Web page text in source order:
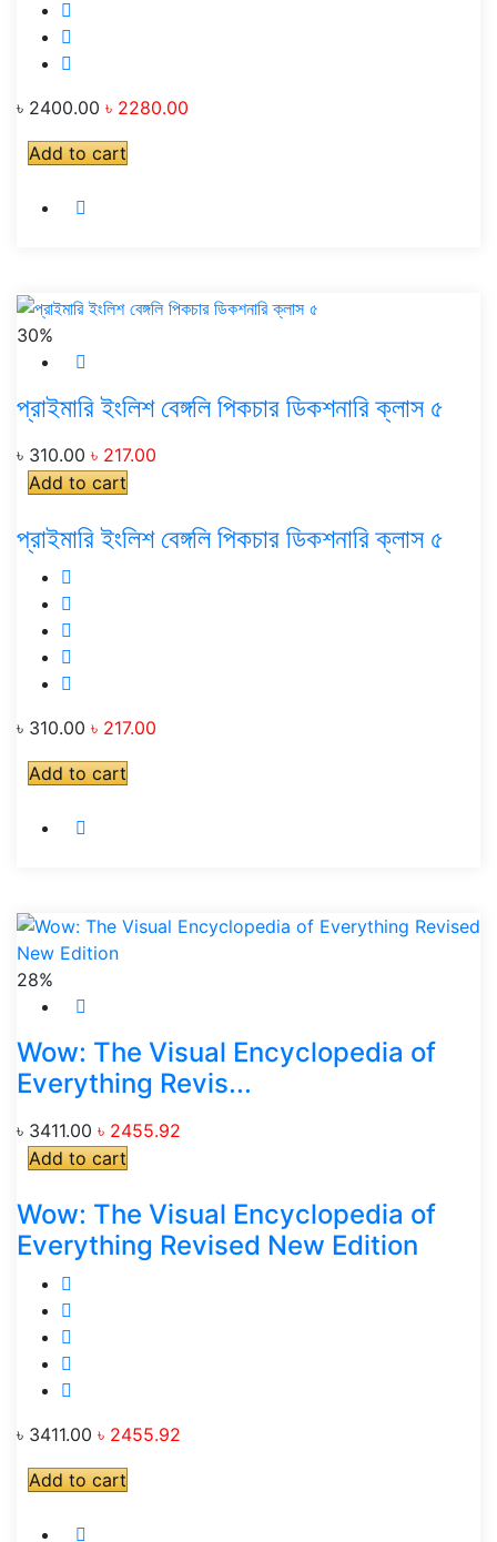
৳ 2400.00 ৳ 2280.00
Add to cart
30%
প্রাইমারি ইংলিশ বেঙ্গলি পিকচার ডিকশনারি ক্লাস ৫
৳ 310.00 ৳ 217.00
Add to cart
প্রাইমারি ইংলিশ বেঙ্গলি পিকচার ডিকশনারি ক্লাস ৫
৳ 310.00 ৳ 217.00
Add to cart
28%
Wow: The Visual Encyclopedia of
Everything Revis...
৳ 3411.00 ৳ 2455.92
Add to cart
Wow: The Visual Encyclopedia of
Everything Revised New Edition
৳ 3411.00 ৳ 2455.92
Add to cart